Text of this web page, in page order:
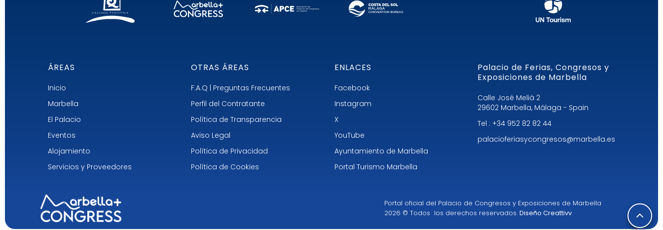
ÁREAS
Inicio
Marbella
El Palacio
Eventos
Alojamiento
Servicios y Proveedores
OTRAS ÁREAS
F.A.Q | Preguntas Frecuentes
Perfil del Contratante
Política de Transparencia
Aviso Legal
Política de Privacidad
Política de Cookies
ENLACES
Facebook
Instagram
X
YouTube
Ayuntamiento de Marbella
Portal Turismo Marbella
Palacio de Ferias, Congresos y
Exposiciones de Marbella
Calle José Meliá 2
29602 Marbella, Málaga - Spain
Tel : +34 952 82 82 44
palacioferiasycongresos@marbella.es
Portal oficial del Palacio de Congresos y Exposiciones de Marbella
2026 © Todos los derechos reservados. Diseño Creattivv